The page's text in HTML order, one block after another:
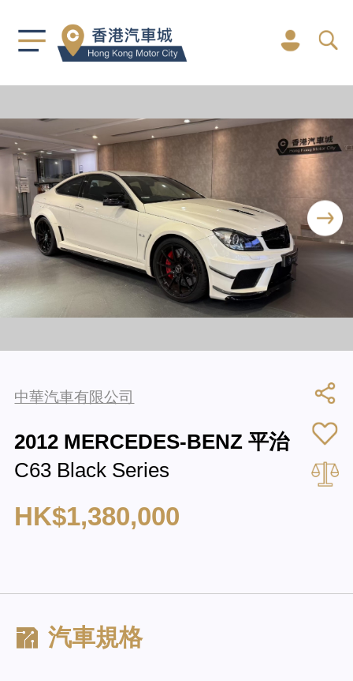
中華汽車有限公司
2012 MERCEDES-BENZ 平治
C63 Black Series
HK$1,380,000
汽車規格